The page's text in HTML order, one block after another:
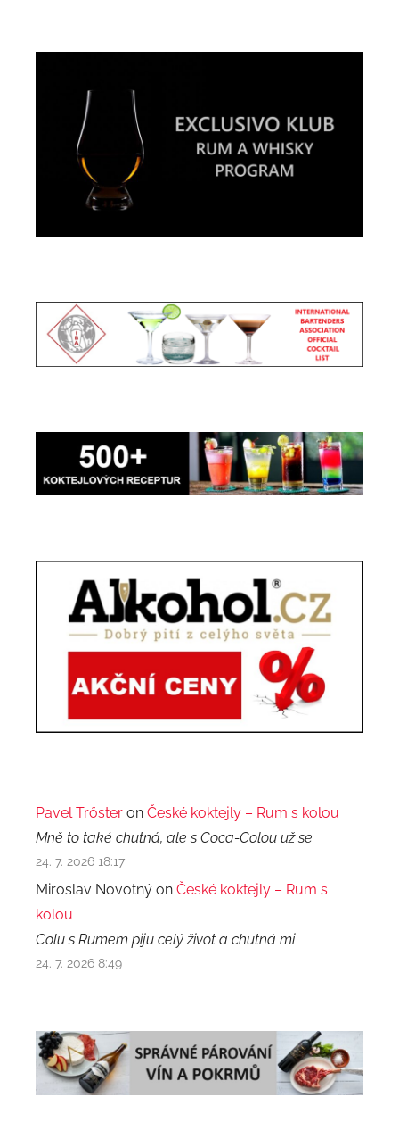
Pavel Trőster on České koktejly – Rum s kolou
Mně to také chutná, ale s Coca-Colou už se
24. 7. 2026 18:17
Miroslav Novotný on České koktejly – Rum s
kolou
Colu s Rumem piju celý život a chutná mi
24. 7. 2026 8:49